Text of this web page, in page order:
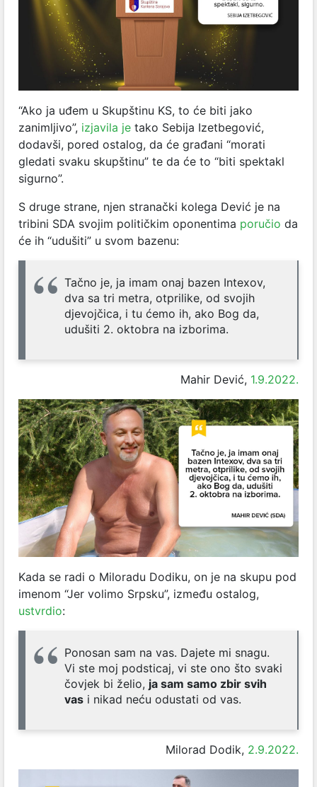
“Ako ja uđem u Skupštinu KS, to će biti jako
zanimljivo”, izjavila je tako Sebija Izetbegović,
dodavši, pored ostalog, da će građani “morati
gledati svaku skupštinu” te da će to “biti spektakl
sigurno”.
S druge strane, njen stranački kolega Dević je na
tribini SDA svojim političkim oponentima poručio da
će ih “udušiti” u svom bazenu:
Tačno je, ja imam onaj bazen Intexov,
dva sa tri metra, otprilike, od svojih
djevojčica, i tu ćemo ih, ako Bog da,
udušiti 2. oktobra na izborima.
Mahir Dević, 1.9.2022.
Kada se radi o Miloradu Dodiku, on je na skupu pod
imenom “Jer volimo Srpsku”, između ostalog,
ustvrdio:
Ponosan sam na vas. Dajete mi snagu.
Vi ste moj podsticaj, vi ste ono što svaki
čovjek bi želio, ja sam samo zbir svih
vas i nikad neću odustati od vas.
Milorad Dodik, 2.9.2022.